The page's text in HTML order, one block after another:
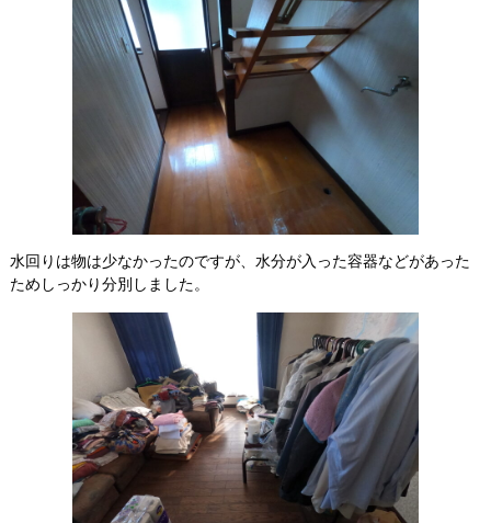
水回りは物は少なかったのですが、水分が入った容器などがあった
ためしっかり分別しました。